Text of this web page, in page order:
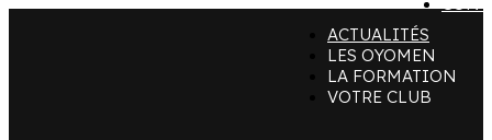
ACTUALITÉS
LES OYOMEN
LA FORMATION
VOTRE CLUB